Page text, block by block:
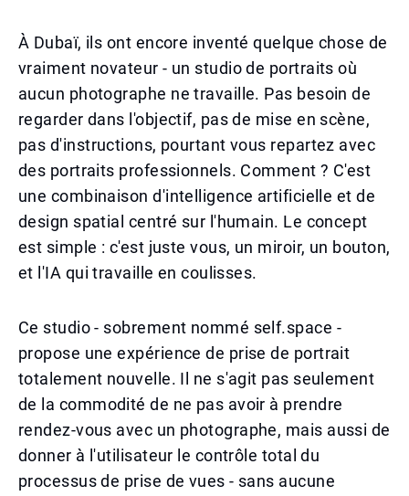
À Dubaï, ils ont encore inventé quelque chose de
vraiment novateur - un studio de portraits où
aucun photographe ne travaille. Pas besoin de
regarder dans l'objectif, pas de mise en scène,
pas d'instructions, pourtant vous repartez avec
des portraits professionnels. Comment ? C'est
une combinaison d'intelligence artificielle et de
design spatial centré sur l'humain. Le concept
est simple : c'est juste vous, un miroir, un bouton,
et l'IA qui travaille en coulisses.
Ce studio - sobrement nommé self.space -
propose une expérience de prise de portrait
totalement nouvelle. Il ne s'agit pas seulement
de la commodité de ne pas avoir à prendre
rendez-vous avec un photographe, mais aussi de
donner à l'utilisateur le contrôle total du
processus de prise de vues - sans aucune